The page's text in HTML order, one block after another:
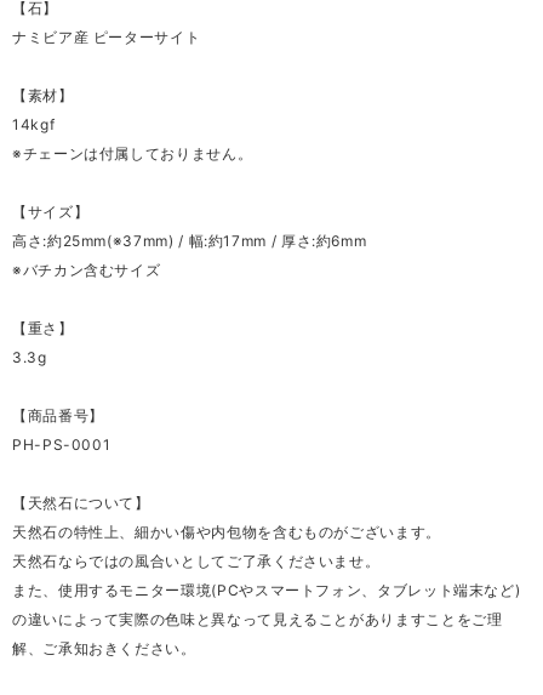
【石】
ナミビア産 ピーターサイト
【素材】
14kgf
※チェーンは付属しておりません。
【サイズ】
高さ:約25mm(※37mm) / 幅:約17mm / 厚さ:約6mm
※バチカン含むサイズ
【重さ】
3.3g
【商品番号】
PH-PS-0001
【天然石について】
天然石の特性上、細かい傷や内包物を含むものがございます。
天然石ならではの風合いとしてご了承くださいませ。
また、使用するモニター環境(PCやスマートフォン、タブレット端末など)
の違いによって実際の色味と異なって見えることがありますことをご理
解、ご承知おきください。